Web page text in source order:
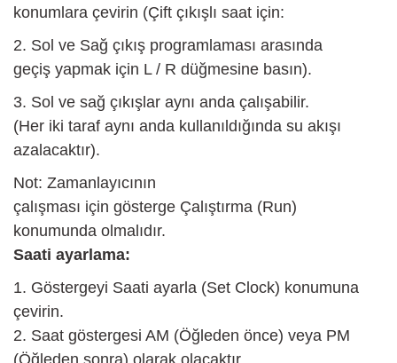
konumlara çevirin (Çift çıkışlı saat için:
2. Sol ve Sağ çıkış programlaması arasında
geçiş yapmak için L / R düğmesine basın).
3. Sol ve sağ çıkışlar aynı anda çalışabilir.
(Her iki taraf aynı anda kullanıldığında su akışı
azalacaktır).
Not: Zamanlayıcının
çalışması için gösterge Çalıştırma (Run)
konumunda olmalıdır.
Saati ayarlama:
1. Göstergeyi Saati ayarla (Set Clock) konumuna
çevirin.
2. Saat göstergesi AM (Öğleden önce) veya PM
(Öğleden sonra) olarak olacaktır.